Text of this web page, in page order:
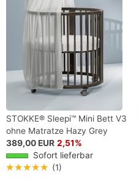
STOKKE® Sleepi™ Mini Bett V3
ohne Matratze Hazy Grey
591303 Sale
389,00 EUR 2,51%
Sofort lieferbar
★★★★★ (1)